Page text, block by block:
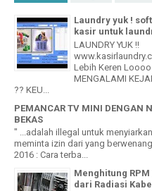
Laundry yuk !
kasir untuk
LAUNDRY YUK !!
Lebih Keren Loooo
MENGALAMI
?? KEU...
PEMANCAR TV MINI DENGAN
BEKAS
" ...adalah illegal untuk
meminta izin dari yang berwenang
2016 : Cara terba...
Menghitung RPM
dari Radiasi